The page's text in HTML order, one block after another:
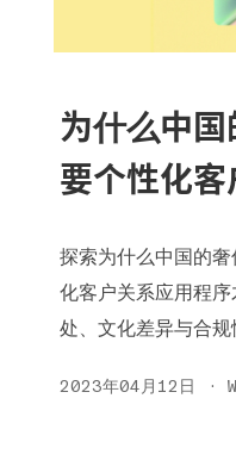
为什么中
要个性化客
探索为什么中国的
化客户关系应用程
处、文化差异与合规
2023年04月12日